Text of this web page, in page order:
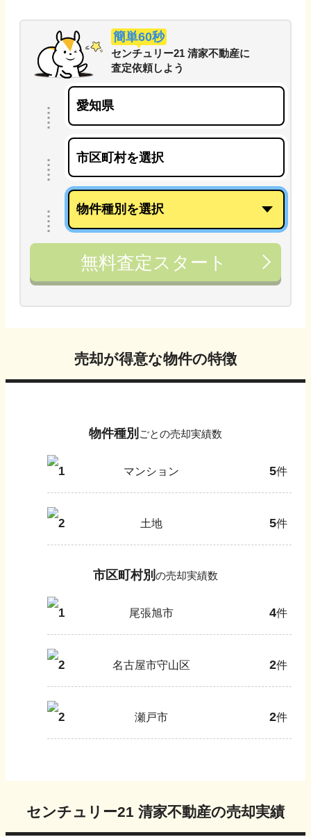
簡単60秒
センチュリー21 清家不動産に
査定依頼しよう
無料査定スタート
売却が得意な物件の特徴
物件種別 ごとの売却実績数
1 マンション 5件
2 土地 5件
市区町村別 の売却実績数
1 尾張旭市 4件
2 名古屋市守山区 2件
2 瀬戸市 2件
センチュリー21 清家不動産の売却実績